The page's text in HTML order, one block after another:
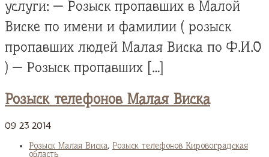
услуги: — Розыск пропавших в Малой
Виске по имени и фамилии ( розыск
пропавших людей Малая Виска по Ф.И.О
) — Розыск пропавших […]
Розыск телефонов Малая Виска
09 23 2014
Розыск Малая Виска, Розыск телефонов Кировоградская
область